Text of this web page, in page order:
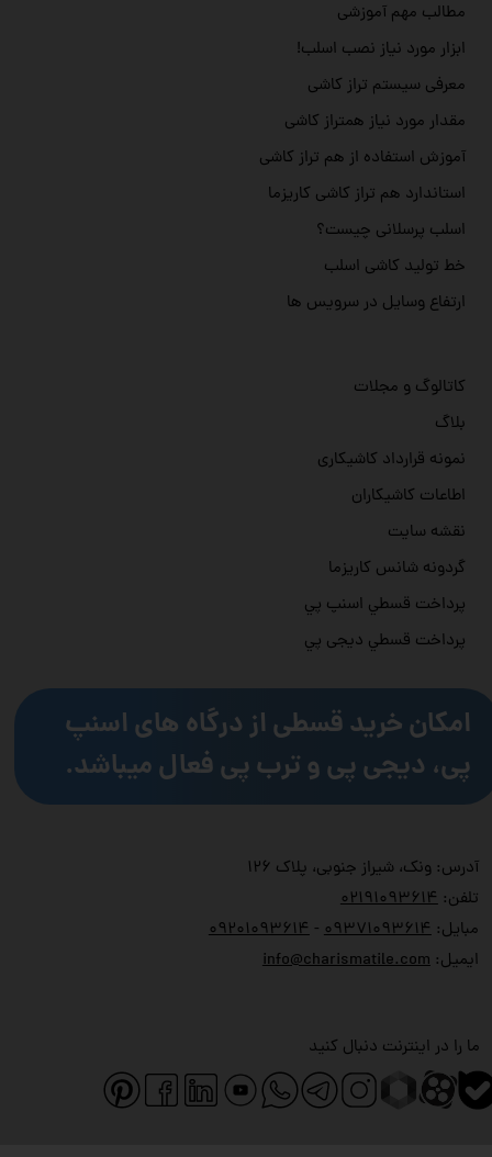
ما را در اینترنت دنبال کنید
آدرس: ونک، شیراز جنوبی، پلاک ۱۲۶
تلفن:
۰۲۱۹۱۰۹۳۶۱۴
مبایل:
۰۹۳۷۱۰۹۳۶۱۴ - ۰۹۲۰۱۰۹۳۶۱۴
ایمیل:info@charismatile.com
کاتالوگ و مجلات
بلاگ
نمونه قرارداد کاشیکاری
اطاعات کاشیکاران
نقشه سایت
گردونه شانس کاریزما
پرداخت قسطي اسنپ پي
پرداخت قسطي دیجی پي
مطالب مهم آموزشی
ابزار مورد نیاز نصب اسلب!
معرفی سیستم تراز کاشی
مقدار مورد نیاز همتراز کاشی
آموزش استفاده از هم تراز کاشی
استاندارد هم تراز کاشی کاریزما
اسلب پرسلانی چیست؟
خط تولید کاشی اسلب
ارتفاع وسایل در سرویس ها
امکان خرید قسطی از درگاه های اسنپ
پی، دیجی پی و ترب پی فعال میباشد.